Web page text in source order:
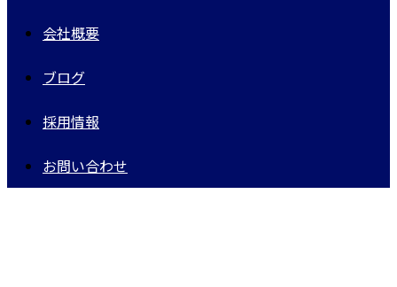
会社概要
ブログ
採用情報
お問い合わせ